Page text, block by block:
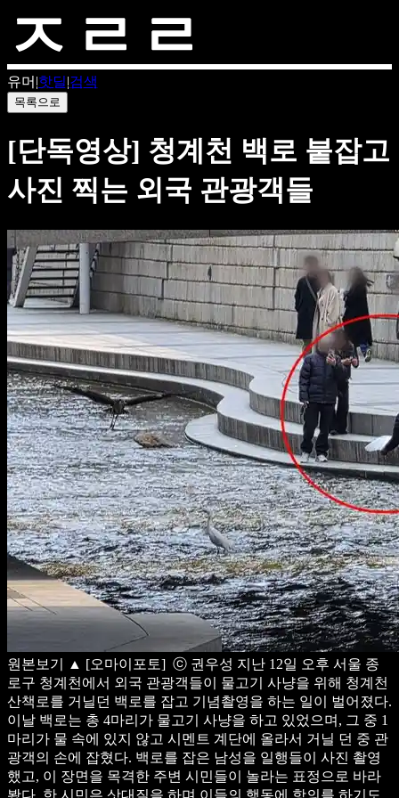
유머 |핫딜|검색
목록으로
[단독영상] 청계천 백로 붙잡고
사진 찍는 외국 관광객들
원본보기 ▲ [오마이포토] ⓒ 권우성 지난 12일 오후 서울 종
로구 청계천에서 외국 관광객들이 물고기 사냥을 위해 청계천
산책로를 거닐던 백로를 잡고 기념촬영을 하는 일이 벌어졌다.
이날 백로는 총 4마리가 물고기 사냥을 하고 있었으며, 그 중 1
마리가 물 속에 있지 않고 시멘트 계단에 올라서 거닐 던 중 관
광객의 손에 잡혔다. 백로를 잡은 남성을 일행들이 사진 촬영
했고, 이 장면을 목격한 주변 시민들이 놀라는 표정으로 바라
봤다. 한 시민은 삿대질을 하며 이들의 행동에 항의를 하기도